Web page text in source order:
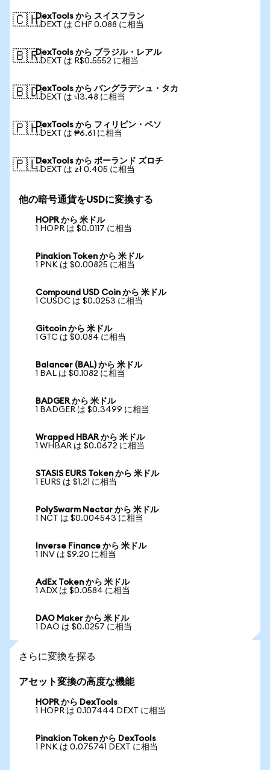
🇨🇭DexTools から スイスフラン
1 DEXT は CHF 0.088 に相当
🇧🇷DexTools から ブラジル・レアル
1 DEXT は R$0.5552 に相当
🇧🇩DexTools から バングラデシュ・タカ
1 DEXT は ৳13.48 に相当
🇵🇭DexTools から フィリピン・ペソ
1 DEXT は ₱6.61 に相当
🇵🇱DexTools から ポーランド ズロチ
1 DEXT は zł 0.405 に相当
他の暗号通貨をUSDに変換する
HOPR から 米ドル
1 HOPR は $0.0117 に相当
Pinakion Token から 米ドル
1 PNK は $0.00825 に相当
Compound USD Coin から 米ドル
1 CUSDC は $0.0253 に相当
Gitcoin から 米ドル
1 GTC は $0.084 に相当
Balancer (BAL) から 米ドル
1 BAL は $0.1082 に相当
BADGER から 米ドル
1 BADGER は $0.3499 に相当
Wrapped HBAR から 米ドル
1 WHBAR は $0.0672 に相当
STASIS EURS Token から 米ドル
1 EURS は $1.21 に相当
PolySwarm Nectar から 米ドル
1 NCT は $0.004543 に相当
Inverse Finance から 米ドル
1 INV は $9.20 に相当
AdEx Token から 米ドル
1 ADX は $0.0584 に相当
DAO Maker から 米ドル
1 DAO は $0.0257 に相当
さらに変換を探る
アセット変換の高度な機能
HOPR から DexTools
1 HOPR は 0.107444 DEXT に相当
Pinakion Token から DexTools
1 PNK は 0.075741 DEXT に相当